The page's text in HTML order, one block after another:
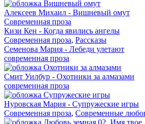
Алексеев Михаил - Вишневый омут
Современная проза
Кизи Кен - Когда явились ангелы
Современная проза, Рассказы
Семенова Мария - Лебеди улетают
современная проза
Смит Уилбур - Охотники за алмазами
современная проза
Нуровская Мария - Супружеские игры
Современная проза, Современные